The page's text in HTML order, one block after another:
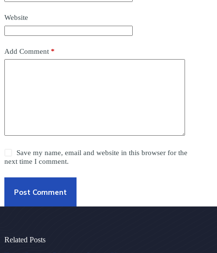
Website
Add Comment*
Save my name, email and website in this browser for the
next time I comment.
Post Comment
Related Posts